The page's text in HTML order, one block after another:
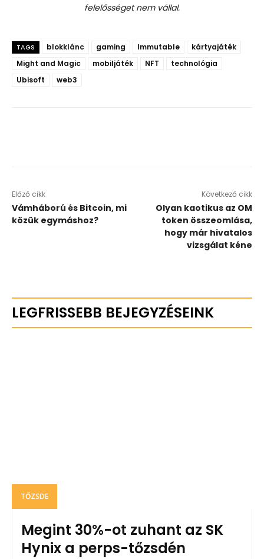
felelősséget nem vállal.
TAGS blokklánc gaming Immutable
kártyajáték
Might and Magic
mobiljáték NFT
technológia
Ubisoft
web3
Előző cikk
Vámháború és Bitcoin, mi
közük egymáshoz?
Következő cikk
Olyan kaotikus az OM
token összeomlása,
hogy már hivatalos
vizsgálat kéne
LEGFRISSEBB BEJEGYZÉSEINK
TŐZSDE
Megint 30%-ot zuhant az SK
Hynix a perps-tőzsdén